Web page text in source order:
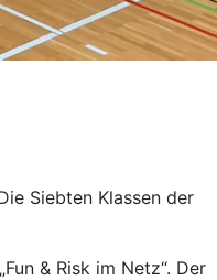
Siebten Klassen der
& Risk im Netz“. Der